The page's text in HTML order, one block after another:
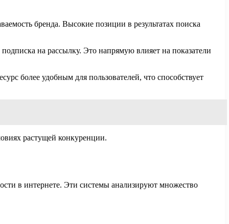
бренда. Высокие позиции в результатах поиска
на рассылку. Это напрямую влияет на показатели
более удобным для пользователей, что способствует
растущей конкуренции.
в интернете. Эти системы анализируют множество